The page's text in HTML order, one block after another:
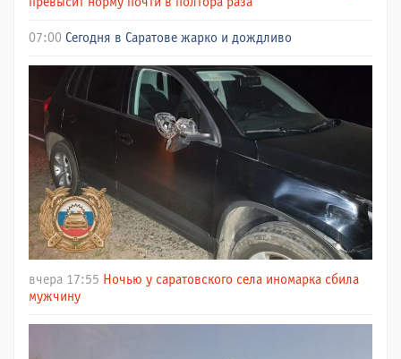
07:00 Сегодня в Саратове жарко и дождливо
вчера 17:55 Ночью у саратовского села иномарка сбила
мужчину